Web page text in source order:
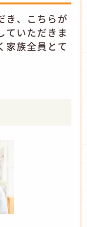
き、こちらが
ていただきま
家族全員とて